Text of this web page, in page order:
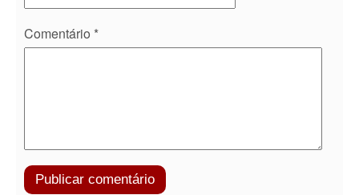
Comentário *